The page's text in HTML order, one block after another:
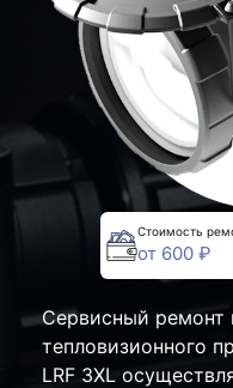
Стоимость
от 600 ₽
Сервисный ремонт
тепловизионного
LRF 3XL